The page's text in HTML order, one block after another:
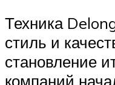
Техника
стиль и
становление
компаний